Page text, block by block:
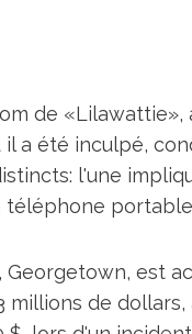
de
a été inculpé,
l'une
téléphone
est
de